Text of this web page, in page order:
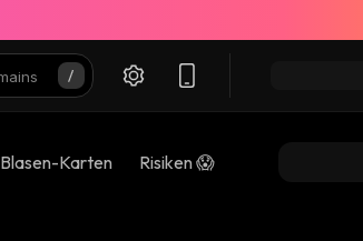
Blasen-Karten Risiken 😱